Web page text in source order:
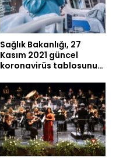
Sağlık Bakanlığı, 27
Kasım 2021 güncel
koronavirüs tablosunu…